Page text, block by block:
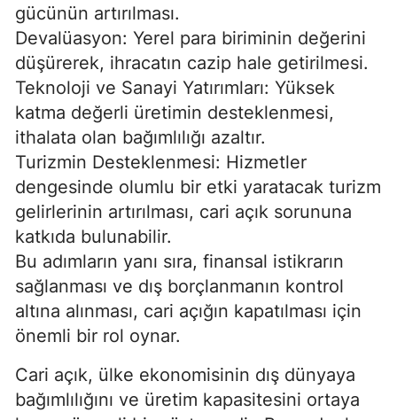
gücünün artırılması.
Devalüasyon: Yerel para biriminin değerini
düşürerek, ihracatın cazip hale getirilmesi.
Teknoloji ve Sanayi Yatırımları: Yüksek
katma değerli üretimin desteklenmesi,
ithalata olan bağımlılığı azaltır.
Turizmin Desteklenmesi: Hizmetler
dengesinde olumlu bir etki yaratacak turizm
gelirlerinin artırılması, cari açık sorununa
katkıda bulunabilir.
Bu adımların yanı sıra, finansal istikrarın
sağlanması ve dış borçlanmanın kontrol
altına alınması, cari açığın kapatılması için
önemli bir rol oynar.
Cari açık, ülke ekonomisinin dış dünyaya
bağımlılığını ve üretim kapasitesini ortaya